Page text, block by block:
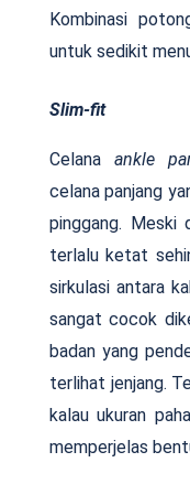
Kombinasi
untuk sedikit
Slim-fit
Celanaankle
celana panjang
pinggang. Meski
terlalu ketat
sirkulasi antara
sangat cocok
badan yang
terlihat jenjang.
kalau ukuran
memperjelas